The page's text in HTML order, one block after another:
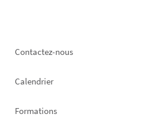
Footer
Contactez-nous
Calendrier
Formations